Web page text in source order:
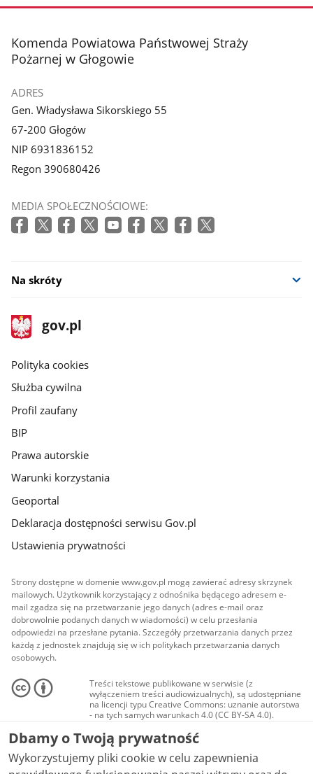
stopka
Komenda Powiatowa Państwowej Straży
Pożarnej w Głogowie
ADRES
Gen. Władysława Sikorskiego 55
67-200 Głogów
NIP 6931836152
Regon 390680426
MEDIA SPOŁECZNOŚCIOWE:
Na skróty
stopka
gov.pl
Strona
gov.pl
gov.pl
Polityka cookies
Służba cywilna
Profil zaufany
BIP
Prawa autorskie
Warunki korzystania
Geoportal
Deklaracja dostępności serwisu Gov.pl
Ustawienia prywatności
Strony dostępne w domenie www.gov.pl mogą zawierać adresy skrzynek
mailowych. Użytkownik korzystający z odnośnika będącego adresem e-
mail zgadza się na przetwarzanie jego danych (adres e-mail oraz
dobrowolnie podanych danych w wiadomości) w celu przesłania
odpowiedzi na przesłane pytania. Szczegóły przetwarzania danych przez
każdą z jednostek znajdują się w ich politykach przetwarzania danych
osobowych.
Treści tekstowe publikowane w serwisie (z
wyłączeniem treści audiowizualnych), są udostępniane
na licencji typu Creative Commons: uznanie autorstwa
- na tych samych warunkach 4.0 (CC BY-SA 4.0).
Materiały audiowizualne, w tym zdjęcia, materiały
audio i wideo, są udostępniane na licencji typu
Creative Commons: uznanie autorstwa użycie
niekomercyjne - bez utworów zależnych 4.0 (CC BY-
NC-ND 4.0), o ile nie jest to stwierdzone inaczej.
Dbamy o Twoją prywatność
Wykorzystujemy pliki cookie w celu zapewnienia